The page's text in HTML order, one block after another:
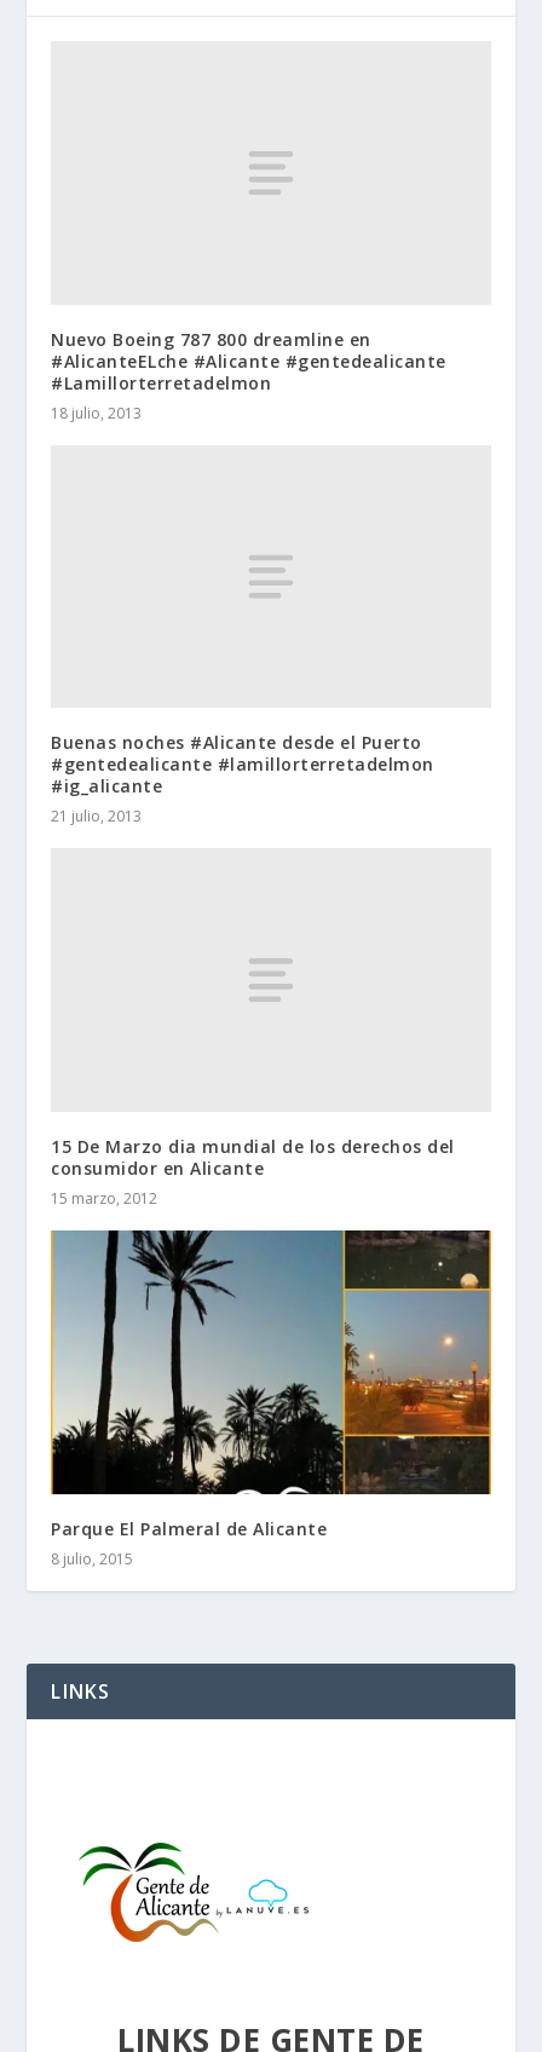
Nuevo Boeing 787 800 dreamline en
#AlicanteELche #Alicante #gentedealicante
#Lamillorterretadelmon
18 julio, 2013
Buenas noches #Alicante desde el Puerto
#gentedealicante #lamillorterretadelmon
#ig_alicante
21 julio, 2013
15 De Marzo dia mundial de los derechos del
consumidor en Alicante
15 marzo, 2012
Parque El Palmeral de Alicante
8 julio, 2015
LINKS
LINKS DE GENTE DE